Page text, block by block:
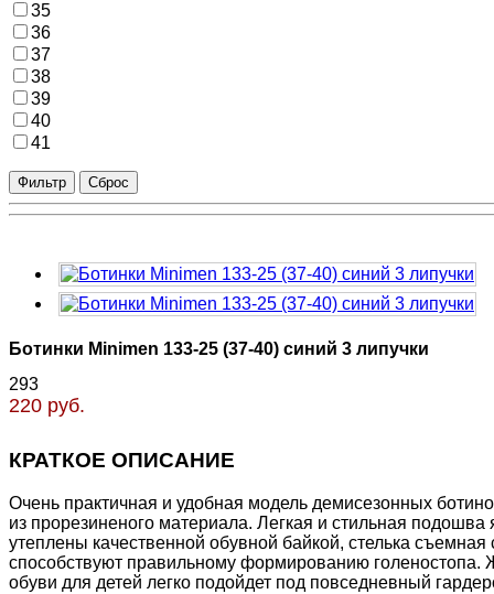
35
36
37
38
39
40
41
Ботинки Minimen 133-25 (37-40) синий 3 липучки
293
220 руб.
КРАТКОЕ ОПИСАНИЕ
Очень практичная и удобная модель демисезонных
из прорезиненого материала. Легкая и стильная
утеплены качественной обувной байкой, стелька
способствуют правильному формированию голеностопа.
обуви для детей легко подойдет под повседневный